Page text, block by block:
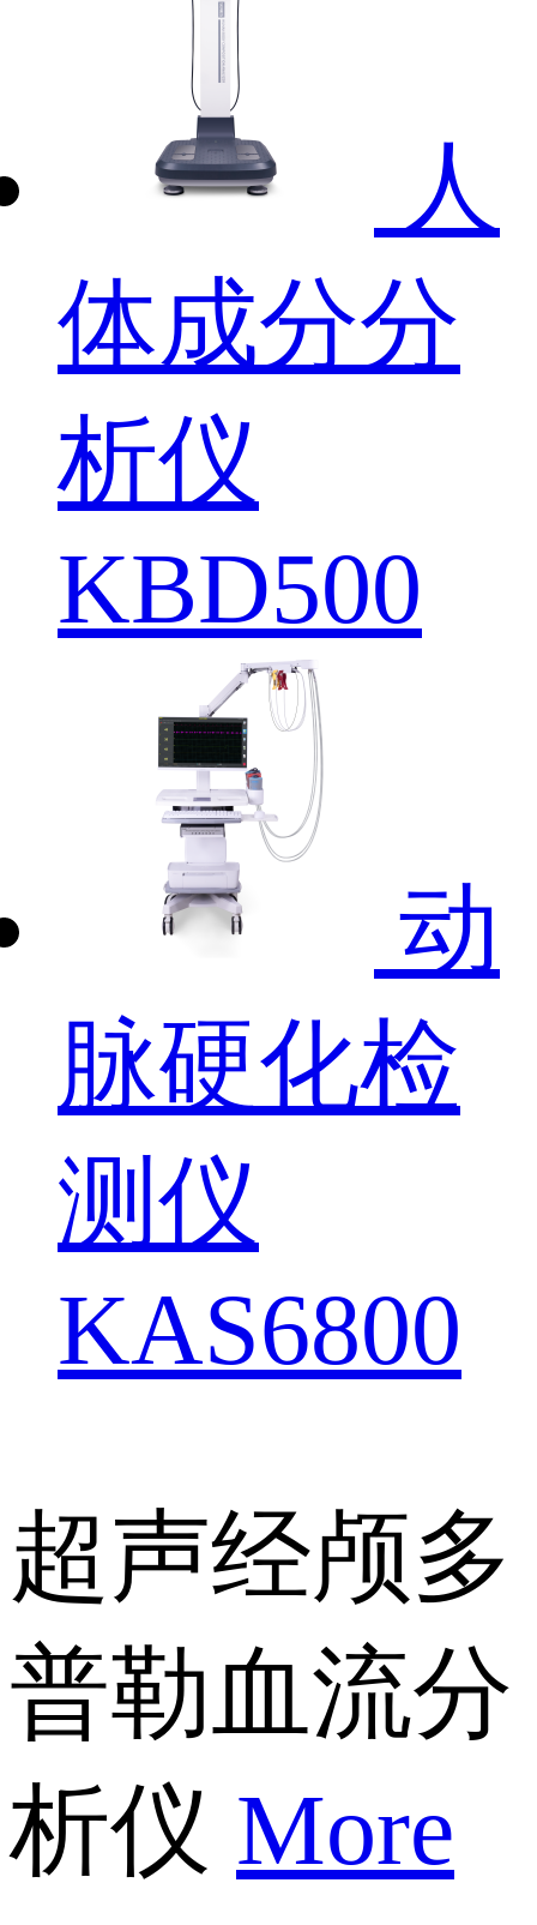
人
体成分分
析仪
KBD500
动
脉硬化检
测仪
KAS6800
超声经颅多
普勒血流分
析仪 More